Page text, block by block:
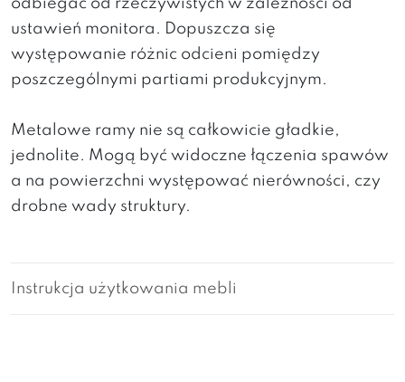
odbiegać od rzeczywistych w zależności od
ustawień monitora. Dopuszcza się
występowanie różnic odcieni pomiędzy
poszczególnymi partiami produkcyjnym.
Metalowe ramy nie są całkowicie gładkie,
jednolite. Mogą być widoczne łączenia spawów
a na powierzchni występować nierówności, czy
drobne wady struktury.
Instrukcja użytkowania mebli